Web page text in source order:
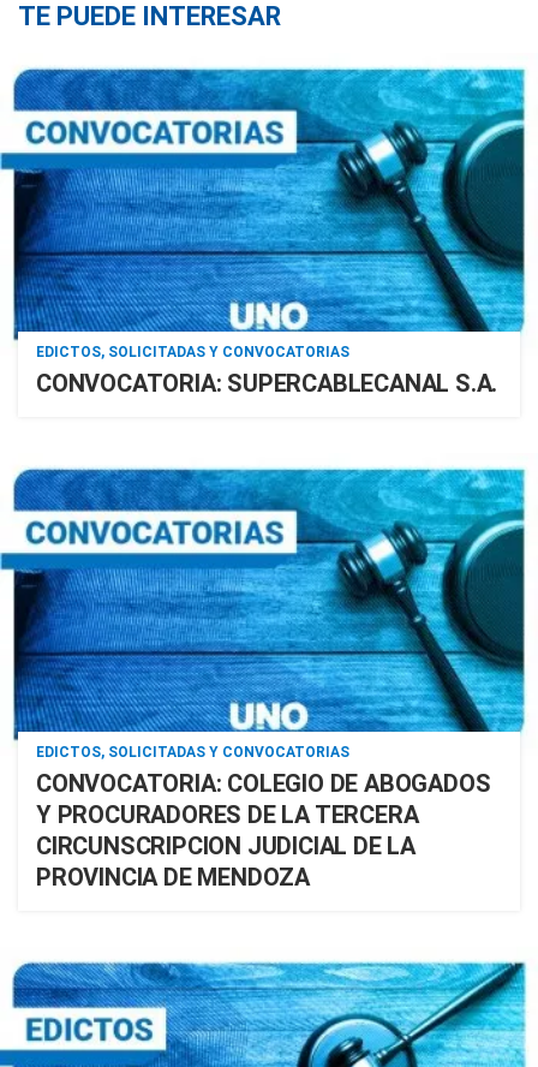
TE PUEDE INTERESAR
EDICTOS, SOLICITADAS Y CONVOCATORIAS
CONVOCATORIA: SUPERCABLECANAL S.A.
EDICTOS, SOLICITADAS Y CONVOCATORIAS
CONVOCATORIA: COLEGIO DE ABOGADOS
Y PROCURADORES DE LA TERCERA
CIRCUNSCRIPCION JUDICIAL DE LA
PROVINCIA DE MENDOZA